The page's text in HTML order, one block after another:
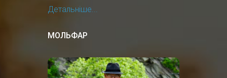
Детальніше...
МОЛЬФАР